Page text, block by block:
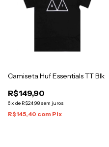
Camiseta Huf Essentials TT Blk
R$149,90
6x de R$24,98 sem juros
R$145,40 com Pix